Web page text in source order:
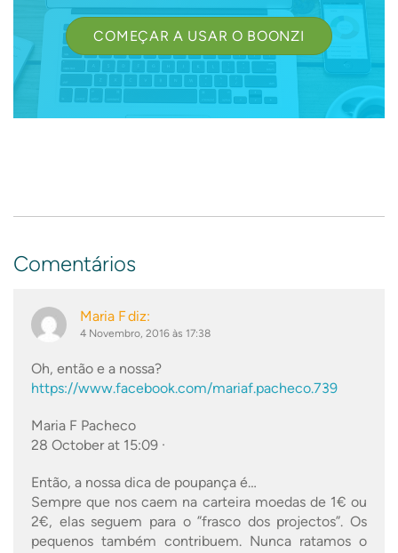
COMEÇAR A USAR O BOONZI
Comentários
Maria Fdiz:
4 Novembro, 2016 às 17:38
Oh, então e a nossa?
https://www.facebook.com/mariaf.pacheco.739
Maria F Pacheco
28 October at 15:09 ·
Então, a nossa dica de poupança é…
Sempre que nos caem na carteira moedas de 1€ ou
2€, elas seguem para o ”frasco dos projectos”. Os
pequenos também contribuem. Nunca ratamos o